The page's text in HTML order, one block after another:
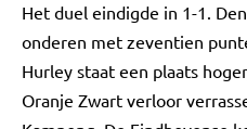
Het duel eindigde in 1-1.
onderen met zeventien
Hurley staat een plaats
Oranje Zwart verloor